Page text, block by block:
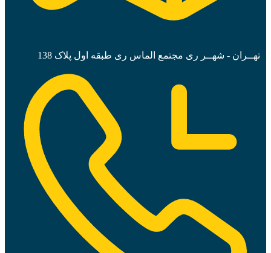
تهــران - شهــر ری مجتمع الماس ری طبقه اول پلاک 138